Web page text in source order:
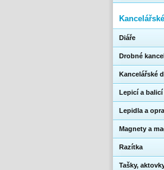
Diáře
Drobné
Kancelářské
Lepicí a balicí
Lepidla a
Magnety a
Razítka
Tašky,